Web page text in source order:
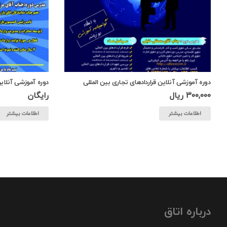
دوره آموزشی آنلاین قراردادهای تجاری بین المللی
300,000 ریال
اطلاعات بیشتر
دوره آموزشی
رایگان
اطلاعات بیشتر
درباره اتاق